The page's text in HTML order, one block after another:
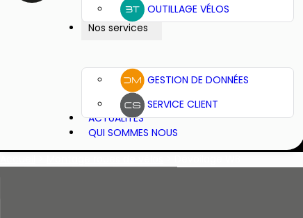
OUTILLAGE VÉLOS
Nos services
GESTION DE DONNÉES
SERVICE CLIENT
ACTUALITÉS
QUI SOMMES NOUS